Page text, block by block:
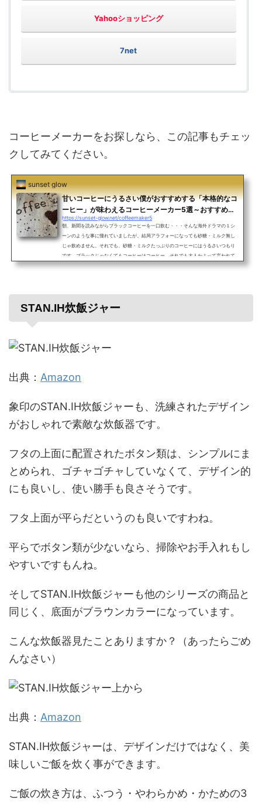
Yahooショッピング
7net
コーヒーメーカーをお探しなら、この記事もチェッ
クしてみてください。
sunset glow
甘いコーヒーにうるさい僕がおすすめする「本格的なコ
ーヒー」が味わえるコーヒーメーカー5選～おすすめの
機種の性能は？～
https://sunset-glow.net/coffeemaker5
朝、新聞を読みながらブラックコーヒーを一口飲む・・・そんな海外ドラマの１シ
ーンのような事に憧れていましたが、結局アラフォーになっても砂糖・ミルク無し
じゃ飲めません。それでも、砂糖・ミルクたっぷりのコーヒーにはうるさいつもり
です。ブラックじゃなくてもコーヒーはコーヒー。それでも大人かよって言われて
も、こればかりはしょうがないんです。ところで、家でコーヒーを淹れる時って、
STAN.IH炊飯ジャー
出典： Amazon
象印のSTAN.IH炊飯ジャーも、洗練されたデザイン
がおしゃれで素敵な炊飯器です。
フタの上面に配置されたボタン類は、シンプルにま
とめられ、ゴチャゴチャしていなくて、デザイン的
にも良いし、使い勝手も良さそうです。
フタ上面が平らだというのも良いですわね。
平らでボタン類が少ないなら、掃除やお手入れもし
やすいですもんね。
そしてSTAN.IH炊飯ジャーも他のシリーズの商品と
同じく、底面がブラウンカラーになっています。
こんな炊飯器見たことありますか？（あったらごめ
んなさい）
出典： Amazon
STAN.IH炊飯ジャーは、デザインだけではなく、美
味しいご飯を炊く事ができます。
ご飯の炊き方は、ふつう・やわらかめ・かための3